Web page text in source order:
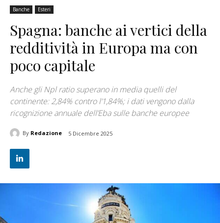
Banche Esteri
Spagna: banche ai vertici della
redditività in Europa ma con
poco capitale
Anche gli Npl ratio superano in media quelli del
continente: 2,84% contro l’1,84%; i dati vengono dalla
ricognizione annuale dell’Eba sulle banche europee
By Redazione 5 Dicembre 2025